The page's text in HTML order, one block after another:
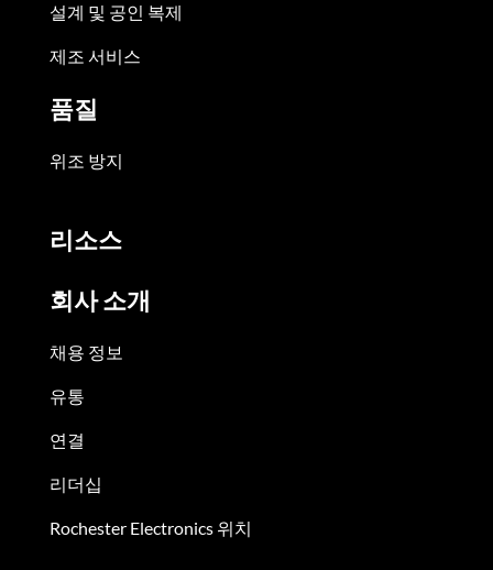
설계 및 공인 복제
제조 서비스
품질
위조 방지
리소스
회사 소개
채용 정보
유통
연결
리더십
Rochester Electronics 위치